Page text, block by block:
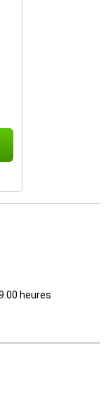
heures